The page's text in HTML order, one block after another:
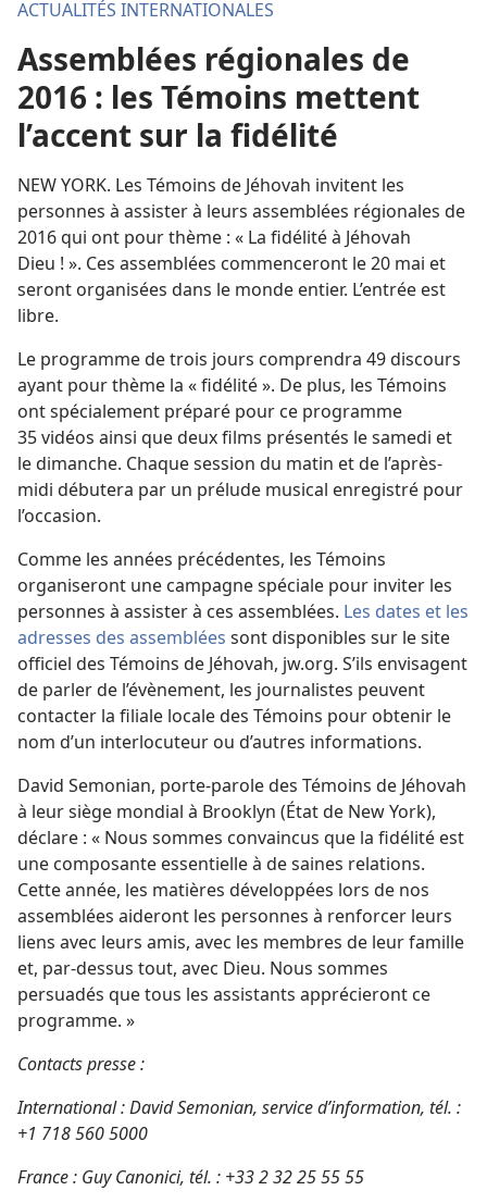
ACTUALITÉS INTERNATIONALES
Assemblées régionales de
2016 : les Témoins mettent
l’accent sur la fidélité
NEW YORK. Les Témoins de Jéhovah invitent les
personnes à assister à leurs assemblées régionales de
2016 qui ont pour thème : « La fidélité à Jéhovah
Dieu ! ». Ces assemblées commenceront le 20 mai et
seront organisées dans le monde entier. L’entrée est
libre.
Le programme de trois jours comprendra 49 discours
ayant pour thème la « fidélité ». De plus, les Témoins
ont spécialement préparé pour ce programme
35 vidéos ainsi que deux films présentés le samedi et
le dimanche. Chaque session du matin et de l’après-
midi débutera par un prélude musical enregistré pour
l’occasion.
Comme les années précédentes, les Témoins
organiseront une campagne spéciale pour inviter les
personnes à assister à ces assemblées. Les dates et les
adresses des assemblées sont disponibles sur le site
officiel des Témoins de Jéhovah, jw.org. S’ils envisagent
de parler de l’évènement, les journalistes peuvent
contacter la filiale locale des Témoins pour obtenir le
nom d’un interlocuteur ou d’autres informations.
David Semonian, porte-parole des Témoins de Jéhovah
à leur siège mondial à Brooklyn (État de New York),
déclare : « Nous sommes convaincus que la fidélité est
une composante essentielle à de saines relations.
Cette année, les matières développées lors de nos
assemblées aideront les personnes à renforcer leurs
liens avec leurs amis, avec les membres de leur famille
et, par-dessus tout, avec Dieu. Nous sommes
persuadés que tous les assistants apprécieront ce
programme. »
Contacts presse :
International : David Semonian, service d’information, tél. :
+1 718 560 5000
France : Guy Canonici, tél. : +33 2 32 25 55 55